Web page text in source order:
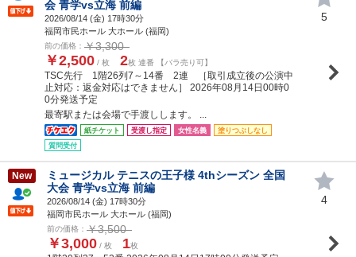
会 青学vs立海 前編
2026/08/14 (金) 17時30分
福岡市民ホール 大ホール (福岡)
前の価格： ￥3,300
￥2,500 / 枚 2枚 連番 【バラ売り可】
TSC先行 1階26列7～14番 2連 ［取引成立後の公演中
止対応：返金対応はできません］ 2026年08月14日00時0
0分発送予定
最寄駅または会場で手渡しします。 ...
紙チケット 受渡し指定 女性名義
塗りつぶしなし
質問受付
5
New
ミュージカル テニスの王子様 4thシーズン 全国
大会 青学vs立海 前編
2026/08/14 (金) 17時30分
福岡市民ホール 大ホール (福岡)
前の価格： ￥3,500
￥3,000 / 枚 1枚
4